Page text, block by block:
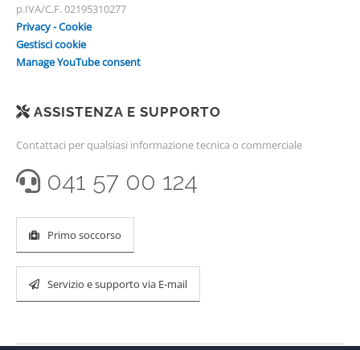
p.IVA/C.F. 02195310277
Privacy - Cookie
Gestisci cookie
Manage YouTube consent
ASSISTENZA E SUPPORTO
Contattaci per qualsiasi informazione tecnica o commerciale
041 57 00 124
Primo soccorso
Servizio e supporto via E-mail